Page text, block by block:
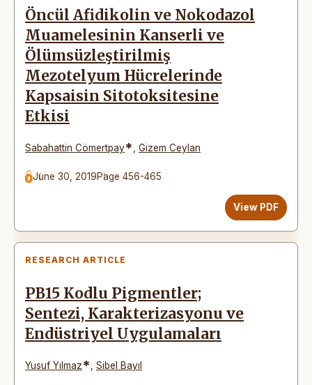
Öncül Afidikolin ve Nokodazol
Muamelesinin Kanserli ve
Ölümsüzleştirilmiş
Mezotelyum Hücrelerinde
Kapsaisin Sitotoksitesine
Etkisi
Sabahattin Cömertpay* Gizem Ceylan
June 30, 2019Page 456-465
View PDF
RESEARCH ARTICLE
PB15 Kodlu Pigmentler;
Sentezi, Karakterizasyonu ve
Endüstriyel Uygulamaları
Yusuf Yılmaz* Sibel Bayıl